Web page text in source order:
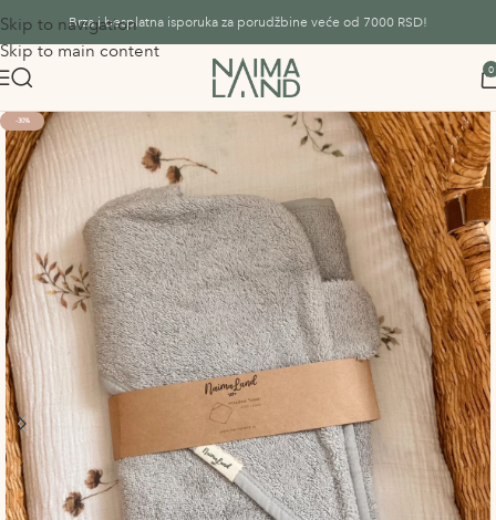
Skip to navigation
Skip to main content
Brza i besplatna isporuka za porudžbine veće od 7000 RSD!
0
-30%